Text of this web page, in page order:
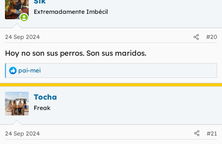
c
i
e
:
Extremadamente Imbécil
24 Sep 2024 #20
Hoy no son sus perros. Son sus maridos.
R
e
c
c
i
e
pai-mei
Tocha
Freak
24 Sep 2024 #21